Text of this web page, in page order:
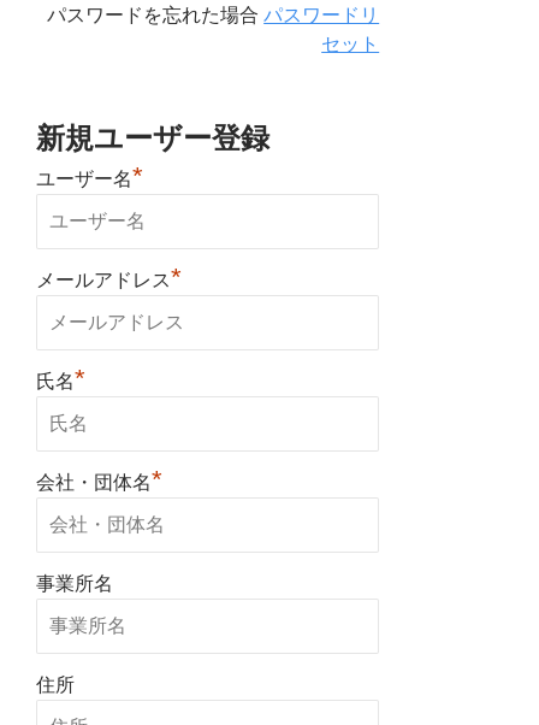
パスワードを忘れた場合パスワードリ
セット
新規ユーザー登録
ユーザー名*
メールアドレス*
氏名*
会社・団体名*
事業所名
住所